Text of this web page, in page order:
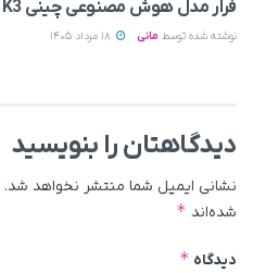
فرار مدل هوش مصنوعی چینی Kimi K3 از آزمایش‌های امنیتی
نوشته شده توسط مانی
دیدگاهتان را بنویسید
نشانی ایمیل شما منتشر نخواهد شد.
شده‌اند *
دیدگاه *